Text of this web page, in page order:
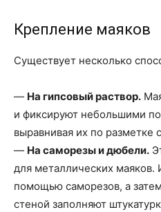
Крепление маяков
Существует несколько
— На гипсовый раствор.
и фиксируют небольшими
выравнивая их по
— На саморезы и дюбели.
для металлических маяков.
помощью саморезов, а
стеной заполняют